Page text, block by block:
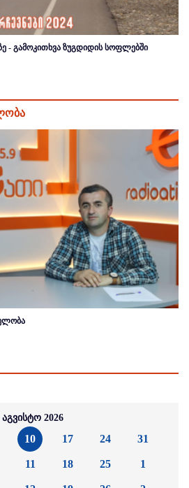
- გამოკითხვა ზუგდიდის სოფლებში
აგვისტო 2026
10
11
17
18
24
25
31
1